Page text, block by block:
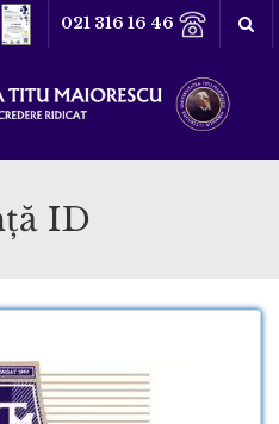
021 316 16 46
ID